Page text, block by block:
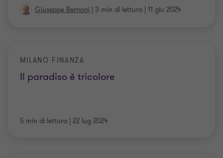
Giuseppe Bernoni | 3 min di lettura | 11 giu 2024
Il paradiso è tricolore
MILANO FINANZA
5 min di lettura | 22 lug 2024